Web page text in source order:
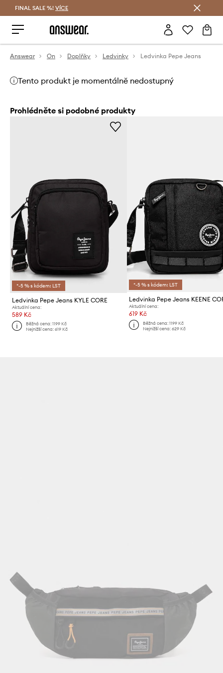
FINAL SALE %! VÍCE
Answear On Doplňky Ledvinky Ledvinka Pepe Jeans
Tento produkt je momentálně nedostupný
Prohlédněte si podobné produkty
*-5 % s kódem: LST
Ledvinka Pepe Jeans KYLE CORE
Aktuální cena:
589 Kč
Běžná cena:1199 Kč
Nejnižší cena:619 Kč
*-5 % s kódem: LST
Ledvinka Pepe Jeans KEENE
Aktuální cena:
619 Kč
Běžná cena: 1199 Kč
Nejnižší cena: 629 Kč